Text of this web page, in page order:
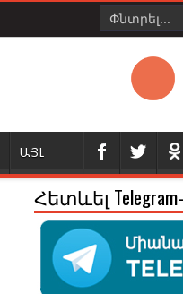
ԱՅԼ
Հետևել